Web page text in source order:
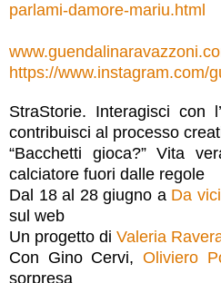
parlami-damore-mariu.html
https://www.instagram.com/
StraStorie. Interagisci con
contribuisci al processo
“Bacchetti gioca?” Vita
calciatore fuori dalle regole
Dal 18 al 28 giugno a Da
sul web
Un progetto di Valeria
Con Gino Cervi, Oliviero
sorpresa